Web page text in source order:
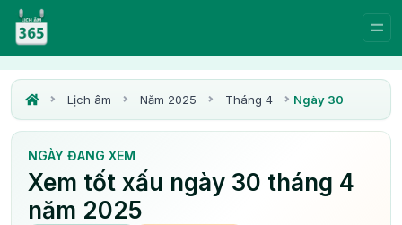
Lịch âm Năm 2025 Tháng 4 Ngày 30
NGÀY ĐANG XEM
Xem tốt xấu ngày 30 tháng 4
năm 2025